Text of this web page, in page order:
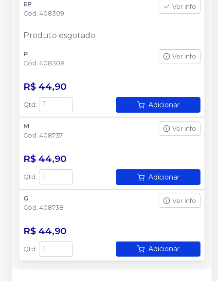
EP
Cód. 408309
Ver info
Produto esgotado
P
Cód. 408308
Ver info
R$ 44,90
Qtd : Adicionar
M
Cód. 408737
Ver info
R$ 44,90
Qtd : Adicionar
G
Cód. 408738
Ver info
R$ 44,90
Qtd: Adicionar